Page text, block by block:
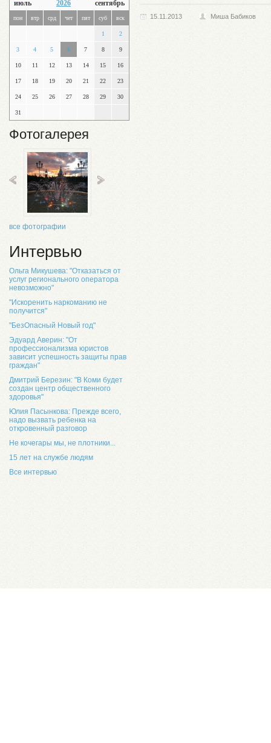
2026
пон втр срд чет пят суб вск
1 2
3 4 5 6 7 8 9
10 11 12 13 14 15 16
17 18 19 20 21 22 23
24 25 26 27 28 29 30
31
Фотогалерея
все фотографии
Интервью
Ольга Микушева: "Отказаться от
услуг регионального оператора
невозможно"
"Искоренить наркоманию не
получится"
"БезОпасный Новый год"
Эдуард Аверин: "От
профессионализма юристов
зависит успешность защиты прав
граждан"
Дмитрий Березин: "В Коми будет
создан центр общественного
здоровья"
Юлия Пасынкова: Прежде всего,
надо вызвать ребенка на
откровенный разговор
Не кочегары мы, не плотники...
15 лет на службе людям
Все интервью
15.11.2013 Миша Бабиков